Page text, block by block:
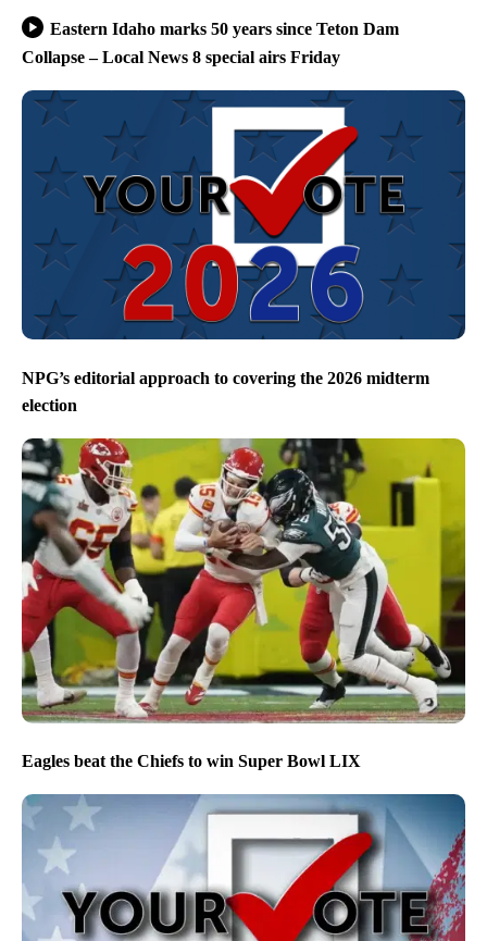
Eastern Idaho marks 50 years since Teton Dam
Collapse – Local News 8 special airs Friday
NPG’s editorial approach to covering the 2026 midterm
election
Eagles beat the Chiefs to win Super Bowl LIX